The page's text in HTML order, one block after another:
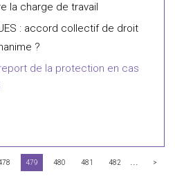
la charge de travail
: accord collectif de droit
?
de la protection en cas
479 480 481 482 ... >